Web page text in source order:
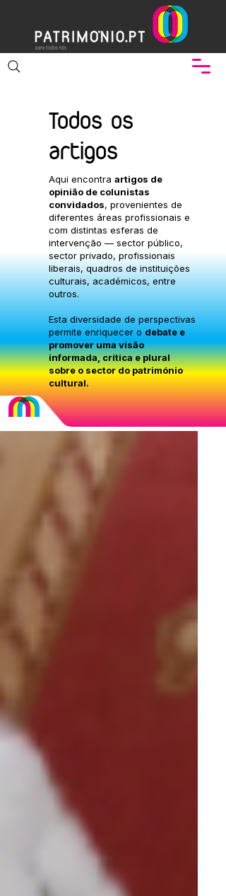
Todos os
artigos
Aqui encontra artigos de
opinião de colunistas
convidados, provenientes de
diferentes áreas profissionais e
com distintas esferas de
intervenção — sector público,
sector privado, profissionais
liberais, quadros de instituições
culturais, académicos, entre
outros.
Esta diversidade de perspectivas
permite enriquecer o debate e
promover uma visão
informada, crítica e plural
sobre o sector do património
cultural.